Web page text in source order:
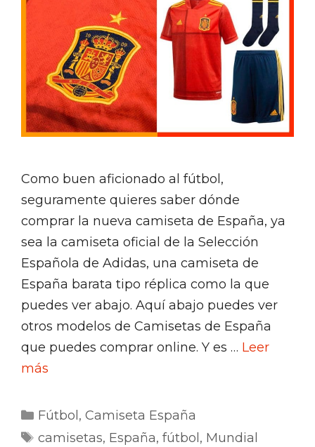
Como buen aficionado al fútbol,
seguramente quieres saber dónde
comprar la nueva camiseta de España, ya
sea la camiseta oficial de la Selección
Española de Adidas, una camiseta de
España barata tipo réplica como la que
puedes ver abajo. Aquí abajo puedes ver
otros modelos de Camisetas de España
que puedes comprar online. Y es … Leer
más
Categorías
Fútbol , Camiseta España
Etiquetas
camisetas, España, fútbol , Mundial